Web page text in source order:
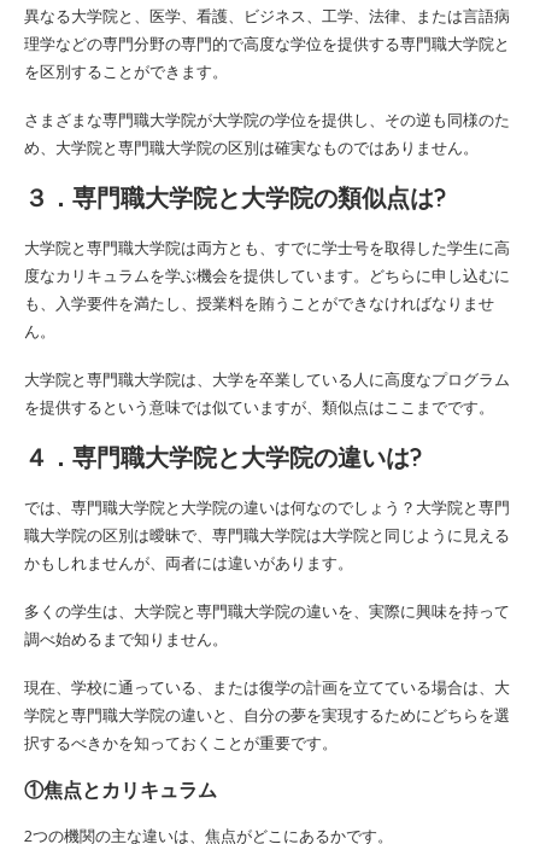
異なる大学院と、医学、看護、ビジネス、工学、法律、または言語病
理学などの専門分野の専門的で高度な学位を提供する専門職大学院と
を区別することができます。
さまざまな専門職大学院が大学院の学位を提供し、その逆も同様のた
め、大学院と専門職大学院の区別は確実なものではありません。
３．専門職大学院と大学院の類似点は?
大学院と専門職大学院は両方とも、すでに学士号を取得した学生に高
度なカリキュラムを学ぶ機会を提供しています。どちらに申し込むに
も、入学要件を満たし、授業料を賄うことができなければなりませ
ん。
大学院と専門職大学院は、大学を卒業している人に高度なプログラム
を提供するという意味では似ていますが、類似点はここまでです。
４．専門職大学院と大学院の違いは?
では、専門職大学院と大学院の違いは何なのでしょう？大学院と専門
職大学院の区別は曖昧で、専門職大学院は大学院と同じように見える
かもしれませんが、両者には違いがあります。
多くの学生は、大学院と専門職大学院の違いを、実際に興味を持って
調べ始めるまで知りません。
現在、学校に通っている、または復学の計画を立てている場合は、大
学院と専門職大学院の違いと、自分の夢を実現するためにどちらを選
択するべきかを知っておくことが重要です。
①焦点とカリキュラム
2つの機関の主な違いは、焦点がどこにあるかです。